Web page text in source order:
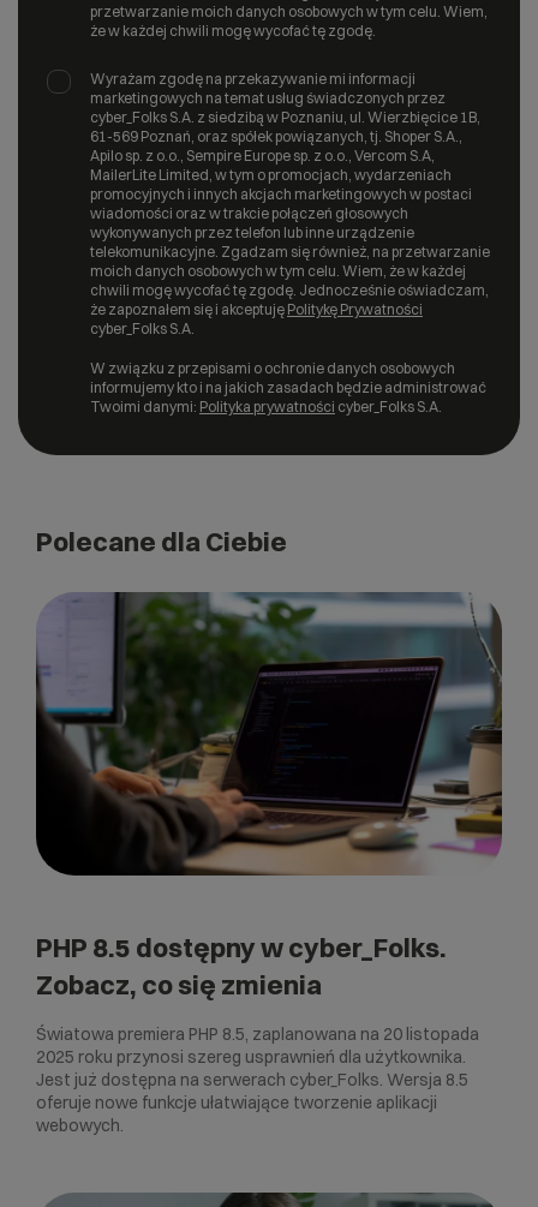
przetwarzanie moich danych osobowych w tym celu. Wiem,
że w każdej chwili mogę wycofać tę zgodę.
Wyrażam zgodę na przekazywanie mi informacji
marketingowych na temat usług świadczonych przez
cyber_Folks S.A. z siedzibą w Poznaniu, ul. Wierzbięcice 1B,
61-569 Poznań, oraz spółek powiązanych, tj. Shoper S.A.,
Apilo sp. z o.o., Sempire Europe sp. z o.o., Vercom S.A,
MailerLite Limited, w tym o promocjach, wydarzeniach
promocyjnych i innych akcjach marketingowych w postaci
wiadomości oraz w trakcie połączeń głosowych
wykonywanych przez telefon lub inne urządzenie
telekomunikacyjne. Zgadzam się również, na przetwarzanie
moich danych osobowych w tym celu. Wiem, że w każdej
chwili mogę wycofać tę zgodę. Jednocześnie oświadczam,
że zapoznałem się i akceptuję Politykę Prywatności
cyber_Folks S.A.
W związku z przepisami o ochronie danych osobowych
informujemy kto i na jakich zasadach będzie administrować
Twoimi danymi: Polityka prywatności cyber_Folks S.A.
Polecane dla Ciebie
PHP 8.5 dostępny w cyber_Folks.
Zobacz, co się zmienia
Światowa premiera PHP 8.5, zaplanowana na 20 listopada
2025 roku przynosi szereg usprawnień dla użytkownika.
Jest już dostępna na serwerach cyber_Folks. Wersja 8.5
oferuje nowe funkcje ułatwiające tworzenie aplikacji
webowych.